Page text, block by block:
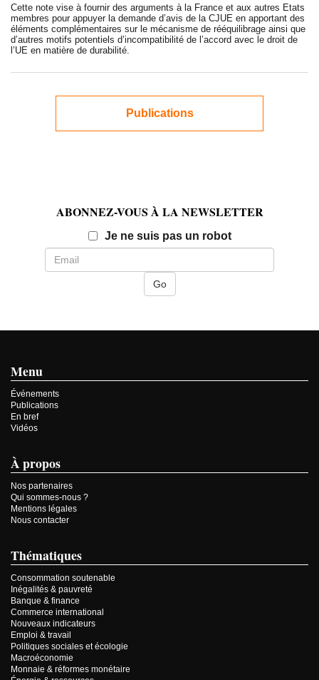
Cette note vise à fournir des arguments à la France et aux autres Etats
membres pour appuyer la demande d’avis de la CJUE en apportant des
éléments complémentaires sur le mécanisme de rééquilibrage ainsi que
d’autres motifs potentiels d’incompatibilité de l’accord avec le droit de
l’UE en matière de durabilité.
Publications
ABONNEZ-VOUS À LA NEWSLETTER
Je ne suis pas un robotEmail
Menu
Événements
Publications
En bref
Vidéos
À propos
Nos partenaires
Qui sommes-nous ?
Mentions légales
Nous contacter
Thématiques
Consommation soutenable
Inégalités & pauvreté
Banque & finance
Commerce international
Nouveaux indicateurs
Emploi & travail
Politiques sociales et écologie
Macroéconomie
Monnaie & réformes monétaire